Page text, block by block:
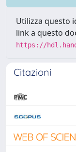
Utilizza questo
link a questo
https://
Citazioni